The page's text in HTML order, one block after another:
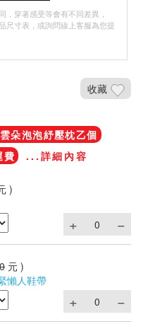
穿著感受等會有不同差異，
尺寸表，或詢問線上客服為您提
收藏
朵泡泡紓壓枕乙個
費
...詳細內容
)
元 )
懶人鞋帶